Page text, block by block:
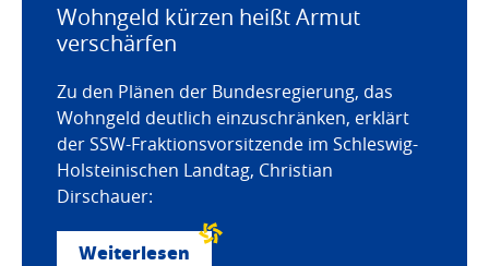
Wohngeld kürzen heißt Armut
verschärfen
Zu den Plänen der Bundesregierung, das
Wohngeld deutlich einzuschränken, erklärt
der SSW-Fraktionsvorsitzende im Schleswig-
Holsteinischen Landtag, Christian
Dirschauer:
Weiterlesen